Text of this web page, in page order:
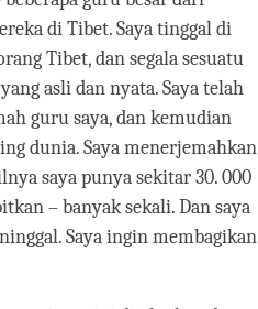
di Tibet. Saya tinggal di
Tibet, dan segala sesuatu
asli dan nyata. Saya telah
guru saya, dan kemudian
dunia. Saya menerjemahkan
saya punya sekitar 30. 000
– banyak sekali. Dan saya
Saya ingin membagikan